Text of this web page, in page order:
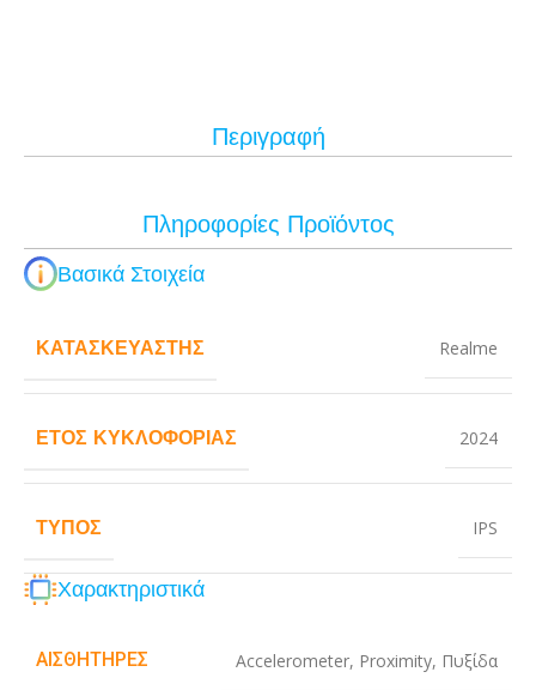
Περιγραφή
Πληροφορίες Προϊόντος
Βασικά Στοιχεία
ΚΑΤΑΣΚΕΥΑΣΤΉΣ Realme
ΈΤΟΣ ΚΥΚΛΟΦΟΡΊΑΣ 2024
ΤΎΠΟΣ IPS
Χαρακτηριστικά
ΑΙΣΘΗΤΉΡΕΣ Accelerometer, Proximity, Πυξίδα